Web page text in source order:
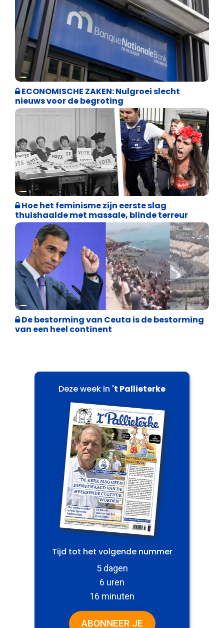
Binnenland politiek
ECONOMISCHE ZAKEN: Nulgroei slecht
nieuws voor de begroting
Cultuuroorlog
Hoe het feminisme zijn eerste slag
thuishaalde met massale, blinde terreur
Asiel en Migratie
De bestorming van Ceuta is de bestorming
van een heel continent
Deze week in 't Pallieterke
Tijd tot het volgende nummer
5 dagen
6 uren
16 minuten
ABONNEER JE